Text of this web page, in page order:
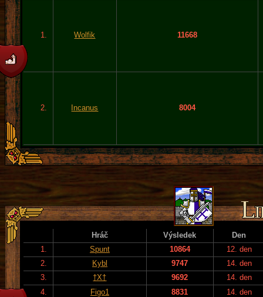
1. Wolfik 11668
2. Incanus 8004
Hráč Výsledek
Den
1.
Spunt 10864
12. den
2.
Kybl 9747
14. den
3.
†X† 9692
14. den
4.
Figo1 8831
14. den